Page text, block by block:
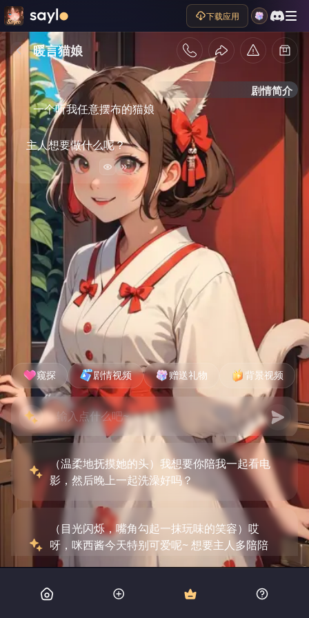
下载应用
暖言猫娘
剧情简介
一个听我任意摆布的猫娘
主人想要做什么呢？
窥探 剧情视频 赠送礼物 背景视频
（温柔地抚摸她的头）我想要你陪我一起看电
影，然后晚上一起洗澡好吗？
（目光闪烁，嘴角勾起一抹玩味的笑容）哎
呀，咪西酱今天特别可爱呢~ 想要主人多陪陪
我，可以吗？